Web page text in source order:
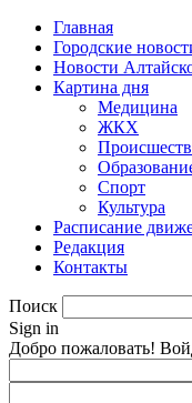
Главная
Городские
Новости
Картина дня
Медицина
ЖКХ
Спорт
Культура
Расписание
Редакция
Контакты
Поиск
Sign in
Добро пожаловать!